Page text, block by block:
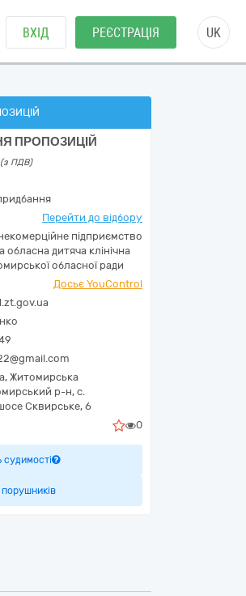
ВХІД РЕЄСТРАЦІЯ UK
ПРОПОЗИЦІЙ
(з ПДВ)
Перейти до відбору
підприємство
дитяча клінічна
обласної ради
Досьє YouControl
, Житомирська
р-н, с.
Сквирське, 6
0
судимості